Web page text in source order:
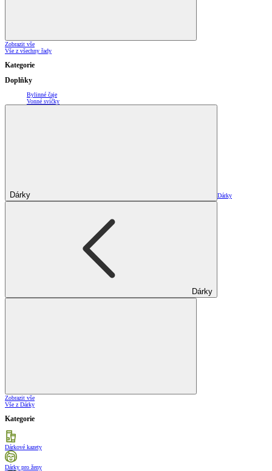
Zobrazit vše
Vše z všechny řady
Kategorie
Doplňky
Bylinné čaje
Vonné svíčky
Dárky Dárky
Dárky
Zobrazit vše
Vše z Dárky
Kategorie
Dárkové kazety
Dárky pro ženy